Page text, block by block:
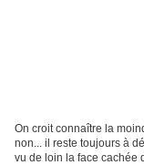
On croit connaître la
non... il reste toujours à
vu de loin la face cachée